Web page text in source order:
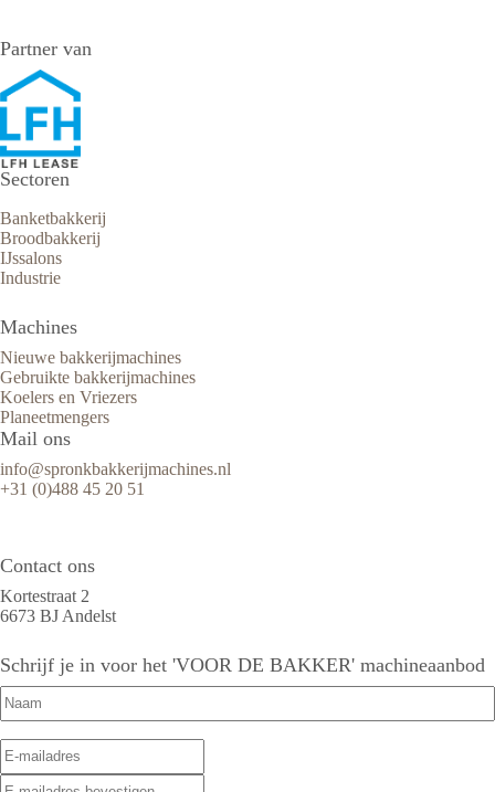
Partner van
Sectoren
Banketbakkerij
Broodbakkerij
IJssalons
Industrie
Machines
Nieuwe bakkerijmachines
Gebruikte bakkerijmachines
Koelers en Vriezers
Planeetmengers
Mail ons
info@spronkbakkerijmachines.nl
+31 (0)488 45 20 51
Contact ons
Kortestraat 2
6673 BJ Andelst
Schrijf je in voor het 'VOOR DE BAKKER' machineaanbod
Naam
E-
mailadres(Vereist)